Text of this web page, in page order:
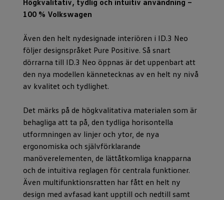
Högkvalitativ, tydlig och intuitiv användning –
100 % Volkswagen
Även den helt nydesignade interiören i ID.3 Neo
följer designspråket Pure Positive. Så snart
dörrarna till ID.3 Neo öppnas är det uppenbart att
den nya modellen kännetecknas av en helt ny nivå
av kvalitet och tydlighet.
Det märks på de högkvalitativa materialen som är
behagliga att ta på, den tydliga horisontella
utformningen av linjer och ytor, de nya
ergonomiska och självförklarande
manöverelementen, de lättåtkomliga knapparna
och de intuitiva reglagen för centrala funktioner.
Även multifunktionsratten har fått en helt ny
design med avfasad kant upptill och nedtill samt